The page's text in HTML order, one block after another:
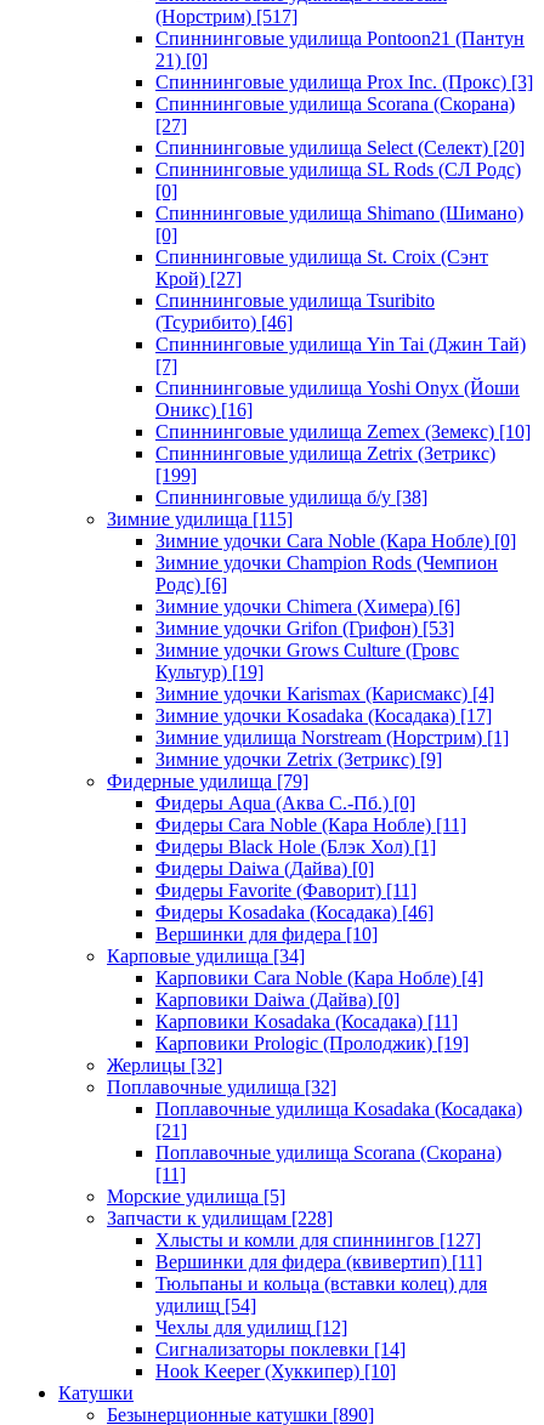
(Норстрим) [517]
Спиннинговые удилища Pontoon21 (Пантун
21) [0]
Спиннинговые удилища Prox Inc. (Прокс) [3]
Спиннинговые удилища Scorana (Скорана)
[27]
Спиннинговые удилища Select (Селект) [20]
Спиннинговые удилища SL Rods (СЛ Родс)
[0]
Спиннинговые удилища Shimano (Шимано)
[0]
Спиннинговые удилища St. Croix (Сэнт
Крой) [27]
Спиннинговые удилища Tsuribito
(Тсурибито) [46]
Спиннинговые удилища Yin Tai (Джин Тай)
[7]
Спиннинговые удилища Yoshi Onyx (Йоши
Оникс) [16]
Спиннинговые удилища Zemex (Земекс) [10]
Спиннинговые удилища Zetrix (Зетрикс)
[199]
Спиннинговые удилища б/у [38]
Зимние удилища [115]
Зимние удочки Cara Noble (Кара Нобле) [0]
Зимние удочки Champion Rods (Чемпион
Родс) [6]
Зимние удочки Chimera (Химера) [6]
Зимние удочки Grifon (Грифон) [53]
Зимние удочки Grows Culture (Гровс
Культур) [19]
Зимние удочки Karismax (Карисмакс) [4]
Зимние удочки Kosadaka (Косадака) [17]
Зимние удилища Norstream (Норстрим) [1]
Зимние удочки Zetrix (Зетрикс) [9]
Фидерные удилища [79]
Фидеры Aqua (Аква С.-Пб.) [0]
Фидеры Cara Noble (Кара Нобле) [11]
Фидеры Black Hole (Блэк Хол) [1]
Фидеры Daiwa (Дайва) [0]
Фидеры Favorite (Фаворит) [11]
Фидеры Kosadaka (Косадака) [46]
Вершинки для фидера [10]
Карповые удилища [34]
Карповики Cara Noble (Кара Нобле) [4]
Карповики Daiwa (Дайва) [0]
Карповики Kosadaka (Косадака) [11]
Карповики Prologic (Пролоджик) [19]
Жерлицы [32]
Поплавочные удилища [32]
Поплавочные удилища Kosadaka (Косадака)
[21]
Поплавочные удилища Scorana (Скорана)
[11]
Морские удилища [5]
Запчасти к удилищам [228]
Хлысты и комли для спиннингов [127]
Вершинки для фидера (квивертип) [11]
Тюльпаны и кольца (вставки колец) для
удилищ [54]
Чехлы для удилищ [12]
Сигнализаторы поклевки [14]
Hook Keeper (Хуккипер) [10]
Катушки
Безынерционные катушки [890]